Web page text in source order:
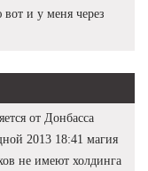
вот и у меня через
от Донбасса
2013 18:41 магия
не имеют холдинга